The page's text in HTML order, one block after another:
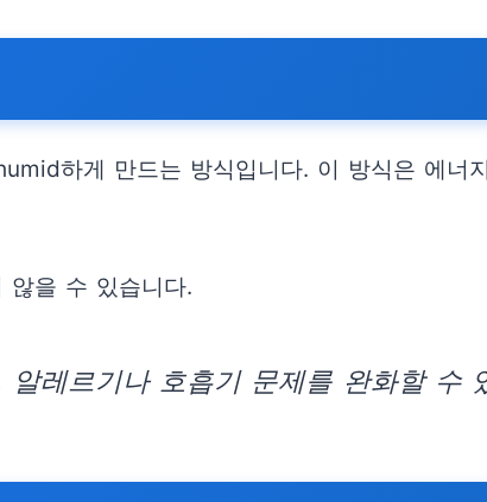
하게 만드는 방식입니다. 이 방식은 에너
않을 수 있습니다.
레르기나 호흡기 문제를 완화할 수